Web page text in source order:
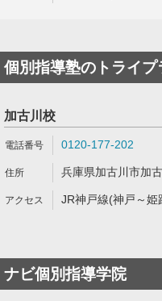
個別指導塾のトライプ
加古川校
0120-177-202
兵庫県加古川市加
JR神戸線(神戸～
ナビ個別指導学院